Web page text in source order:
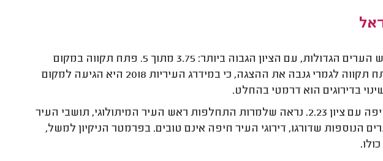
ראשון לציון נמצאת במקום הראשון מבין חמש הערים הגדולות, עם הציון הגבוה ביותר: 3.75 מתוך 5. פתח תקווה במקום
השני בהפרש קטן - 3.73. במידרג הנוכחי, פתח תקווה לגמרי גנבה את ההצגה, כי במידרג העיריות 2018 היא הגיעה למקום
בדירוגים הוא דרמטי בהחלט.
במקום האחרון מבין חמש הערים הגדולות חיפה עם ציון 2.23. נראה שלמרות התחלפות ראש העיר המיתולוגי, תושבי העיר
אינם מרוצים. גם בהשוואה לכלל 21 הערים הנוספות שדורגו, דירוגי העיר חיפה אינם טובים. בפרמטר הניקיון למשל,